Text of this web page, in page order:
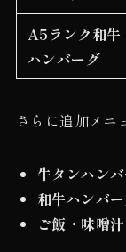
A5ランク和牛
ハンバーグ
さらに追加メ
牛タンハン
和牛ハンバ
ご飯・味噌